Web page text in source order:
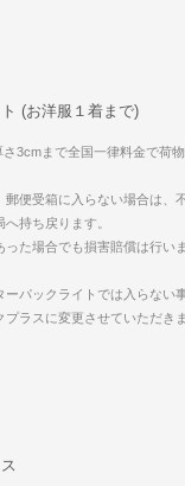
(お洋服１着まで)
3cmまで全国一律料金で荷
郵便受箱に入らない場合は、
へ持ち戻ります。
た場合でも損害賠償は行いま
パックライトでは入らない
プラスに変更させていただき